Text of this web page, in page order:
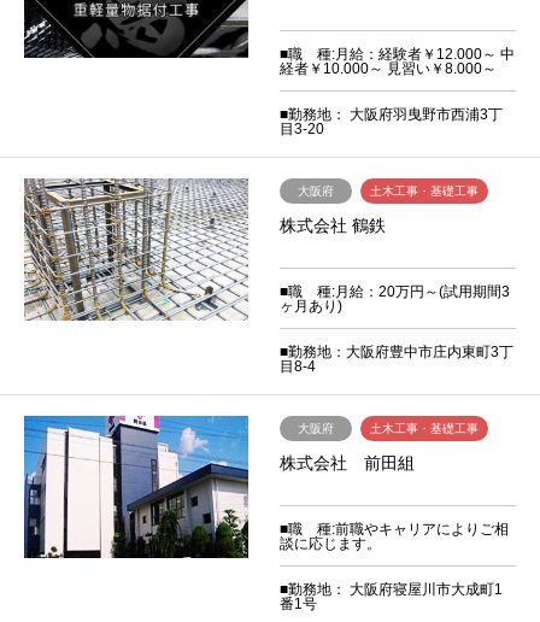
■職 種:月給：経験者￥12.000～ 中
経者￥10.000～ 見習い￥8.000～
■勤務地： 大阪府羽曳野市西浦3丁
目3-20
大阪府 土木工事・基礎工事
株式会社 鶴鉄
■職 種:月給：20万円～(試用期間3
ヶ月あり)
■勤務地：大阪府豊中市庄内東町3丁
目8-4
大阪府 土木工事・基礎工事
株式会社 前田組
■職 種:前職やキャリアによりご相
談に応じます。
■勤務地： 大阪府寝屋川市大成町1
番1号